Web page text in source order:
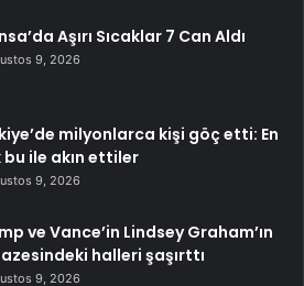
Aşırı Sıcaklar 7 Can Aldı
9, 2026
milyonlarca kişi göç etti: En
bu ile akın ettiler
9, 2026
ve Vance’in Lindsey Graham’ın
halleri şaşırttı
9, 2026